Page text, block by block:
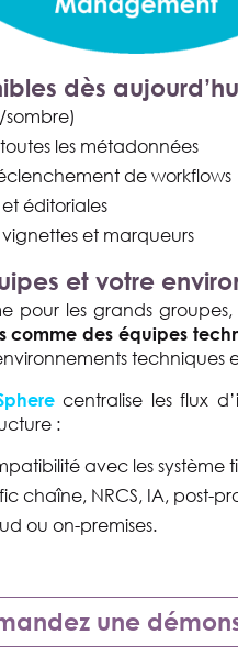
dès
les métadonnées
de workflows
éditoriales
et marqueurs
et votre
pour les grands
comme des équipes
techniques
centralise les flux
:
avec les système
chaîne, NRCS, IA, post-
ou on-premises.
une